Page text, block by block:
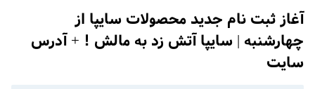
آغاز ثبت نام جدید محصولات سایپا از
چهارشنبه | سایپا آتش زد به مالش ! + آدرس
سایت